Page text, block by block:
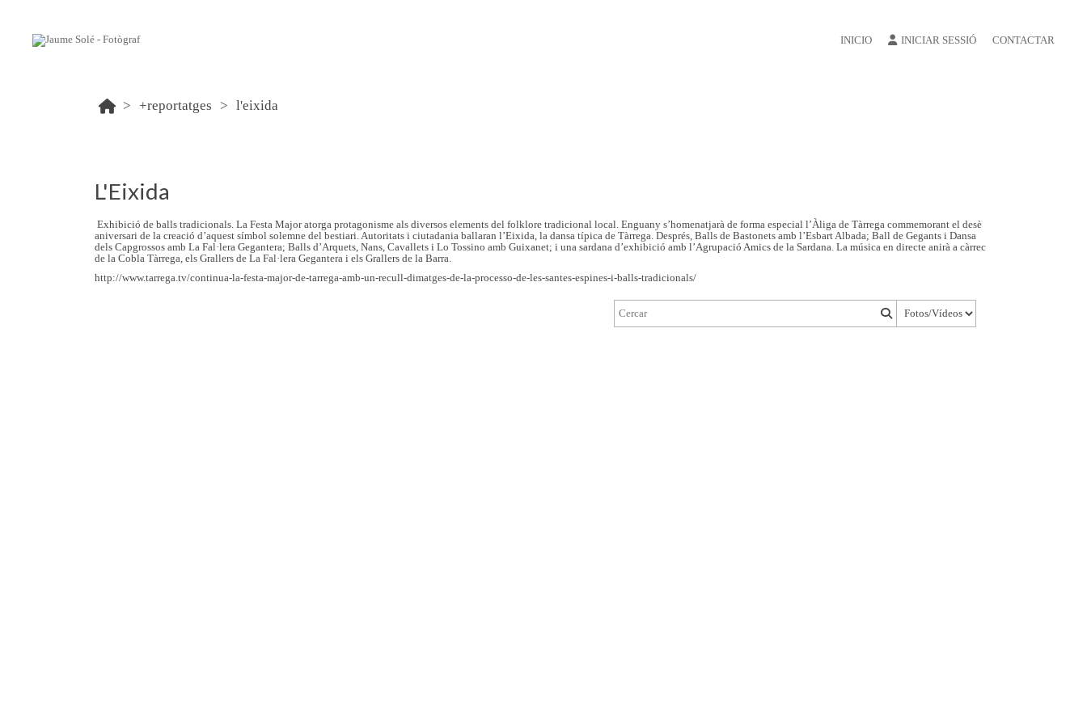
INICIO INICIAR SESSIÓ CONTACTAR
+reportatges l'eixida
L'Eixida
Exhibició de balls tradicionals. La Festa Major atorga protagonisme als diversos elements del folklore tradicional local. Enguany s’homenatjarà de forma especial l’Àliga de Tàrrega commemorant el desè
aniversari de la creació d’aquest símbol solemne del bestiari. Autoritats i ciutadania ballaran l’Eixida, la dansa típica de Tàrrega. Després, Balls de Bastonets amb l’Esbart Albada; Ball de Gegants i Dansa
dels Capgrossos amb La Fal·lera Gegantera; Balls d’Arquets, Nans, Cavallets i Lo Tossino amb Guixanet; i una sardana d’exhibició amb l’Agrupació Amics de la Sardana. La música en directe anirà a càrrec
de la Cobla Tàrrega, els Grallers de La Fal·lera Gegantera i els Grallers de la Barra.
http://www.tarrega.tv/continua-la-festa-major-de-tarrega-amb-un-recull-dimatges-de-la-processo-de-les-santes-espines-i-balls-tradicionals/